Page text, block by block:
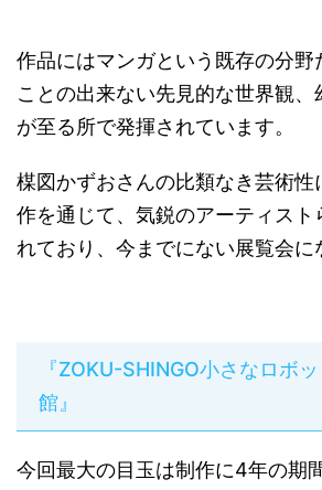
作品にはマンガという既存の分野
ことの出来ない先見的な世界観、
が至る所で発揮されています。
楳図かずおさんの比類なき芸術性
作を通じて、気鋭のアーティスト
れており、今までにない展覧会に
『ZOKU-SHINGO小さなロボ
館』
今回最大の目玉は制作に4年の期